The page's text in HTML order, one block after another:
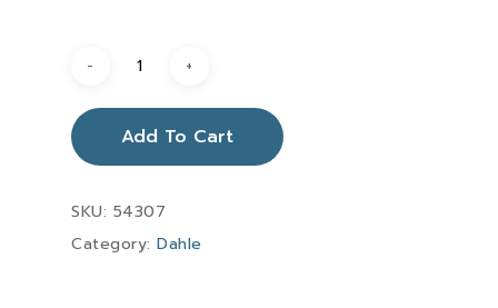
Add To Cart
SKU: 54307
Category: Dahle